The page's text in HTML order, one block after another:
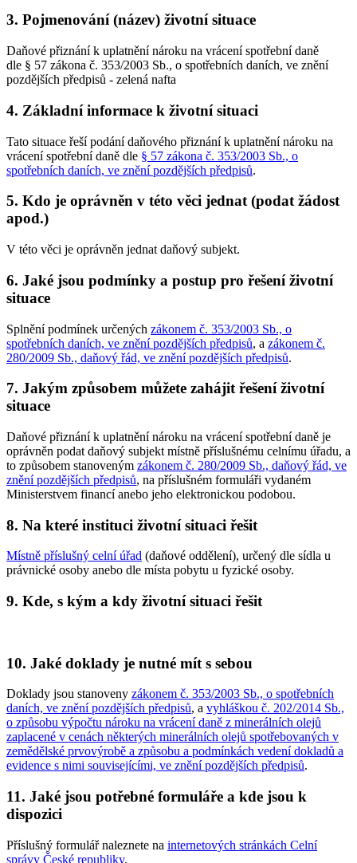
3. Pojmenování (název) životní situace
Daňové přiznání k uplatnění nároku na vrácení spotřební daně
dle § 57 zákona č. 353/2003 Sb., o spotřebních daních, ve znění
pozdějších předpisů - zelená nafta
4. Základní informace k životní situaci
Tato situace řeší podání daňového přiznání k uplatnění nároku na
vrácení spotřební daně dle § 57 zákona č. 353/2003 Sb., o
spotřebních daních, ve znění pozdějších předpisů.
5. Kdo je oprávněn v této věci jednat (podat žádost
apod.)
V této věci je oprávněn jednat daňový subjekt.
6. Jaké jsou podmínky a postup pro řešení životní
situace
Splnění podmínek určených zákonem č. 353/2003 Sb., o
spotřebních daních, ve znění pozdějších předpisů, a zákonem č.
280/2009 Sb., daňový řád, ve znění pozdějších předpisů.
7. Jakým způsobem můžete zahájit řešení životní
situace
Daňové přiznání k uplatnění nároku na vrácení spotřební daně je
oprávněn podat daňový subjekt místně příslušnému celnímu úřadu, a
to způsobem stanoveným zákonem č. 280/2009 Sb., daňový řád, ve
znění pozdějších předpisů, na příslušném formuláři vydaném
Ministerstvem financí anebo jeho elektronickou podobou.
8. Na které instituci životní situaci řešit
Místně příslušný celní úřad (daňové oddělení), určený dle sídla u
právnické osoby anebo dle místa pobytu u fyzické osoby.
9. Kde, s kým a kdy životní situaci řešit
10. Jaké doklady je nutné mít s sebou
Doklady jsou stanoveny zákonem č. 353/2003 Sb., o spotřebních
daních, ve znění pozdějších předpisů, a vyhláškou č. 202/2014 Sb.,
o způsobu výpočtu nároku na vrácení daně z minerálních olejů
zaplacené v cenách některých minerálních olejů spotřebovaných v
zemědělské prvovýrobě a způsobu a podmínkách vedení dokladů a
evidence s nimi souvisejícími, ve znění pozdějších předpisů.
11. Jaké jsou potřebné formuláře a kde jsou k
dispozici
Příslušný formulář naleznete na internetových stránkách Celní
správy České republiky.